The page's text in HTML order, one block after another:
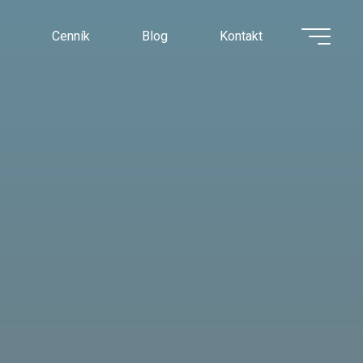
Cenník Blog Kontakt